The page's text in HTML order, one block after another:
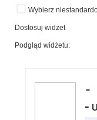
Wybierz
Dostosuj widżet
Podgląd widżetu: